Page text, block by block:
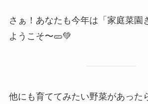
さぁ！あなたも今年は「家庭菜園
ようこそ〜🥒💚
他にも育ててみたい野菜があった